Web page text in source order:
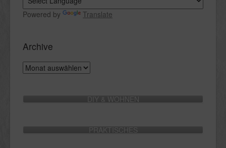
Powered by Translate
Archive
Archive
DIY & WOHNEN
PRAKTISCHES